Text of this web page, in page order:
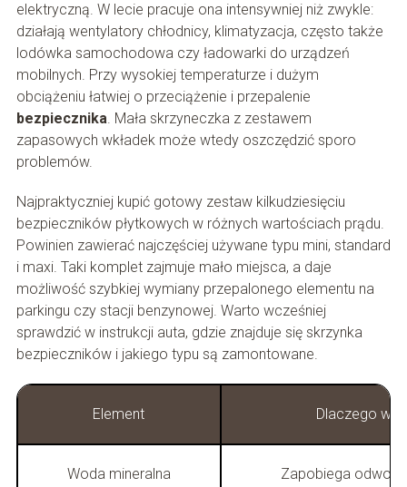
elektryczną. W lecie pracuje ona intensywniej niż zwykle:
działają wentylatory chłodnicy, klimatyzacja, często także
lodówka samochodowa czy ładowarki do urządzeń
mobilnych. Przy wysokiej temperaturze i dużym
obciążeniu łatwiej o przeciążenie i przepalenie
bezpiecznika. Mała skrzyneczka z zestawem
zapasowych wkładek może wtedy oszczędzić sporo
problemów.
Najpraktyczniej kupić gotowy zestaw kilkudziesięciu
bezpieczników płytkowych w różnych wartościach prądu.
Powinien zawierać najczęściej używane typu mini, standard
i maxi. Taki komplet zajmuje mało miejsca, a daje
możliwość szybkiej wymiany przepalonego elementu na
parkingu czy stacji benzynowej. Warto wcześniej
sprawdzić w instrukcji auta, gdzie znajduje się skrzynka
bezpieczników i jakiego typu są zamontowane.
Element Dlaczego
Woda mineralna Zapobiega